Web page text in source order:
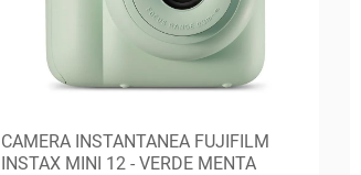
CAMERA INSTANTANEA FUJIFILM
INSTAX MINI 12 - VERDE MENTA